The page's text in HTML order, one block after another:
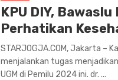
KPU DIY, Bawaslu
Perhatikan
STARJOGJA.COM, Jakarta –
menjalankan tugas menjadikan
UGM di Pemilu 2024 ini. dr. ...